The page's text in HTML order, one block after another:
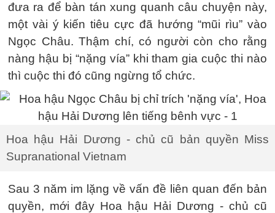
đưa ra để bàn tán xung quanh câu chuyện này,
một vài ý kiến tiêu cực đã hướng “mũi rìu” vào
Ngọc Châu. Thậm chí, có người còn cho rằng
nàng hậu bị “nặng vía” khi tham gia cuộc thi nào
thì cuộc thi đó cũng ngừng tổ chức.
Hoa hậu Hải Dương - chủ cũ bản quyền Miss
Supranational Vietnam
Sau 3 năm im lặng về vấn đề liên quan đến bản
quyền, mới đây Hoa hậu Hải Dương - chủ cũ